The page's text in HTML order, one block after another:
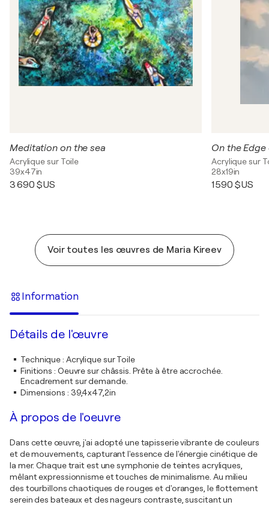
Meditation on the sea
Acrylique sur Toile
39x47in
3 690 $US
On the
Acrylique sur
28x19in
1 590 $US
Voir toutes les œuvres de Maria Kireev
Information
Détails de l'œuvre
Technique: Acrylique sur Toile
Finitions : Oeuvre sur châssis. Prête à être accrochée.
Encadrement sur demande.
Dimensions : 39,4x47,2in
À propos de l'oeuvre
Dans cette œuvre, j'ai adopté une tapisserie vibrante de couleurs
et de mouvements, capturant l'essence de l'énergie cinétique de
la mer. Chaque trait est une symphonie de teintes acryliques,
mêlant expressionnisme et touches de minimalisme. Au milieu
des tourbillons chaotiques de rouges et d'oranges, le flottement
serein des bateaux et des nageurs contraste, suscitant un